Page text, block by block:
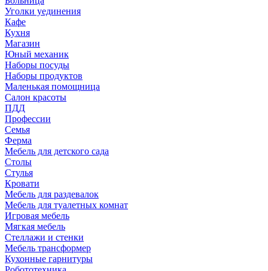
Уголки уединения
Кафе
Кухня
Магазин
Юный механик
Наборы посуды
Наборы продуктов
Маленькая помощница
Салон красоты
ПДД
Профессии
Семья
Ферма
Мебель для детского сада
Столы
Cтулья
Кровати
Мебель для раздевалок
Мебель для туалетных комнат
Игровая мебель
Мягкая мебель
Стеллажи и стенки
Мебель трансформер
Кухонные гарнитуры